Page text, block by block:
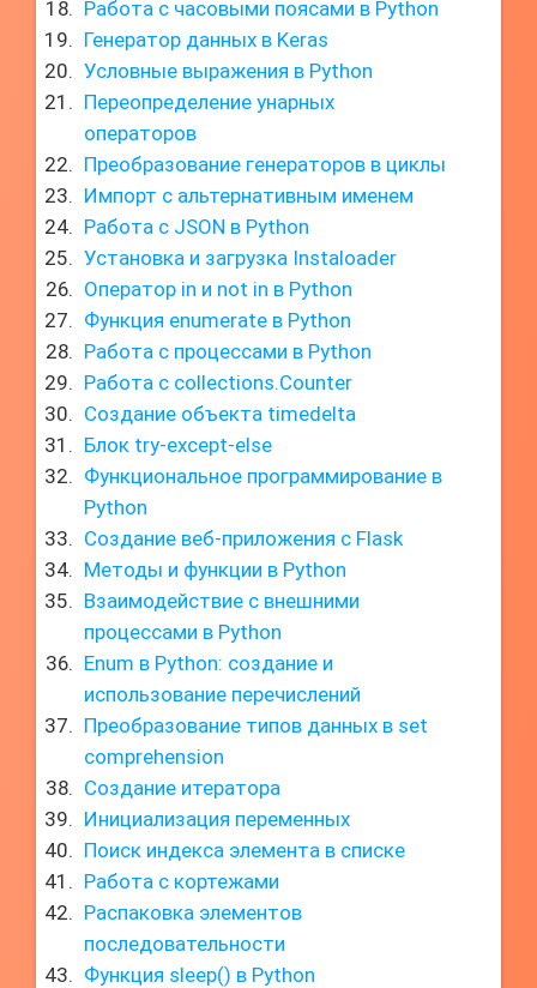
Работа с часовыми поясами в Python
Генератор данных в Keras
Условные выражения в Python
Переопределение унарных
операторов
Преобразование генераторов в циклы
Импорт с альтернативным именем
Работа с JSON в Python
Установка и загрузка Instaloader
Оператор in и not in в Python
Функция enumerate в Python
Работа с процессами в Python
Работа с collections.Counter
Создание объекта timedelta
Блок try-except-else
Функциональное программирование в
Python
Создание веб-приложения с Flask
Методы и функции в Python
Взаимодействие с внешними
процессами в Python
Enum в Python: создание и
использование перечислений
Преобразование типов данных в set
comprehension
Создание итератора
Инициализация переменных
Поиск индекса элемента в списке
Работа с кортежами
Распаковка элементов
последовательности
Функция sleep() в Python